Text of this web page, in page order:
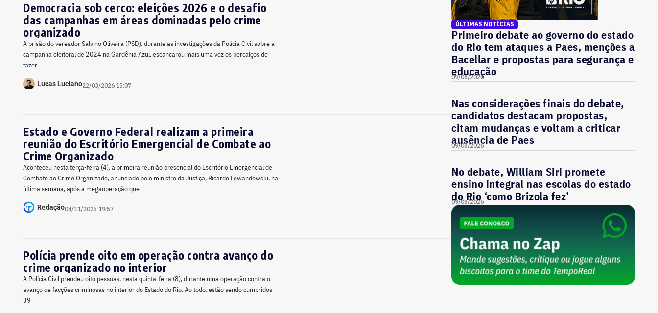
Democracia sob cerco: eleições 2026 e o desafio
das campanhas em áreas dominadas pelo crime
organizado
A prisão do vereador Salvino Oliveira (PSD), durante as investigações da Polícia Civil sobre a
campanha eleitoral de 2024 na Gardênia Azul, escancarou mais uma vez os percalços de
fazer
Lucas Luciano22/03/2026 15:07
Estado e Governo Federal realizam a primeira
reunião do Escritório Emergencial de Combate ao
Crime Organizado
Aconteceu nesta terça-feira (4), a primeira reunião presencial do Escritório Emergencial de
Combate ao Crime Organizado, anunciado pelo ministro da Justiça, Ricardo Lewandowski, na
última semana, após a megaoperação que
Redação04/11/2025 19:57
Polícia prende oito em operação contra avanço do
crime organizado no interior
A Polícia Civil prendeu oito pessoas, nesta quinta-feira (8), durante uma operação contra o
avanço de facções criminosas no interior do Estado do Rio. Ao todo, estão sendo cumpridos
39
ÚLTIMAS NOTÍCIAS
Primeiro debate ao governo do estado
do Rio tem ataques a Paes, menções a
Bacellar e propostas para segurança e
educação
09/08/2026
Nas considerações finais do debate,
candidatos destacam propostas,
citam mudanças e voltam a criticar
ausência de Paes
09/08/2026
No debate, William Siri promete
ensino integral nas escolas do estado
do Rio ‘como Brizola fez’
09/08/2026